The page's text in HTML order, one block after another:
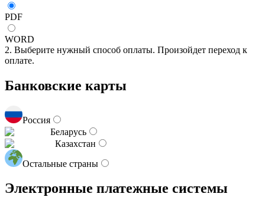
PDF
WORD
2. Выберите нужный способ оплаты. Произойдет переход к
оплате.
Банковские карты
Россия
Беларусь
Казахстан
Остальные страны
Электронные платежные системы